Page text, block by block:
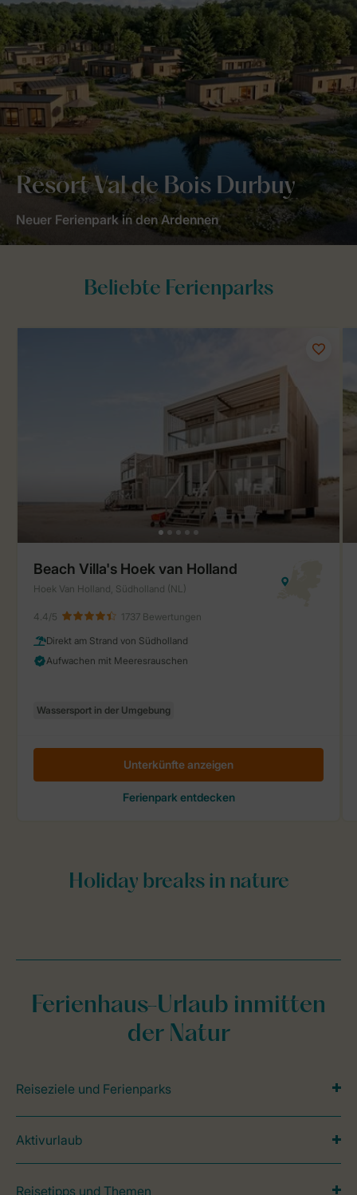
Resort Val de Bois Durbuy
Neuer Ferienpark in den Ardennen
Ferienhaus-Urlaub inmitten
der Natur
Reiseziele und Ferienparks
Aktivurlaub
Reisetipps und Themen